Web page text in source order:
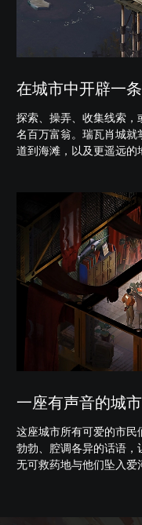
在城市中开辟一
探索、操弄、收集线索
名百万富翁。瑞瓦肖城
道到海滩，以及更遥远的
一座有声音的城市
这座城市所有可爱的市
勃勃、腔调各异的话语，
无可救药地与他们坠入爱